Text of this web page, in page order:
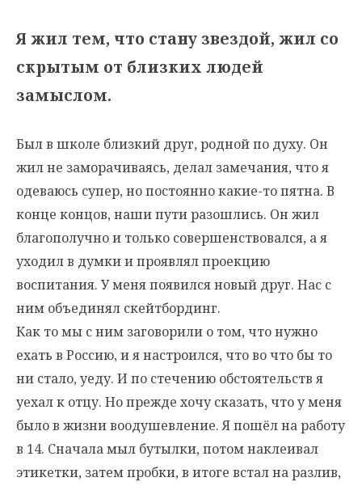
Я жил тем, что стану звездой, жил со
скрытым от близких людей
замыслом.
Был в школе близкий друг, родной по духу. Он
жил не заморачиваясь, делал замечания, что я
одеваюсь супер, но постоянно какие-то пятна. В
конце концов, наши пути разошлись. Он жил
благополучно и только совершенствовался, а я
уходил в думки и проявлял проекцию
воспитания. У меня появился новый друг. Нас с
ним объединял скейтбординг.
Как то мы с ним заговорили о том, что нужно
ехать в Россию, и я настроился, что во что бы то
ни стало, уеду. И по стечению обстоятельств я
уехал к отцу. Но прежде хочу сказать, что у меня
было в жизни воодушевление. Я пошёл на работу
в 14. Сначала мыл бутылки, потом наклеивал
этикетки, затем пробки, в итоге встал на разлив,